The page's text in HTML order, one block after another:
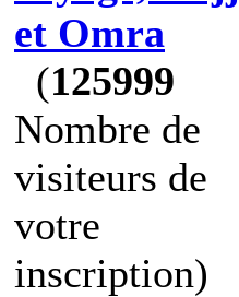
et Omra
(125999
Nombre de
visiteurs de
votre
inscription)